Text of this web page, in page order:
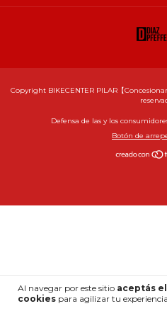
Al navegar por este sitio aceptás
cookies para agilizar tu
Copyright BIKECENTER PILAR【
Defensa de las y los
Botón de